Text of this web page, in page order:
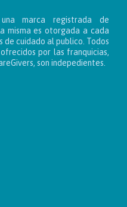
marca registrada de
misma es otorgada a cada
de cuidado al publico. Todos
por las franquicias,
son indepedientes.